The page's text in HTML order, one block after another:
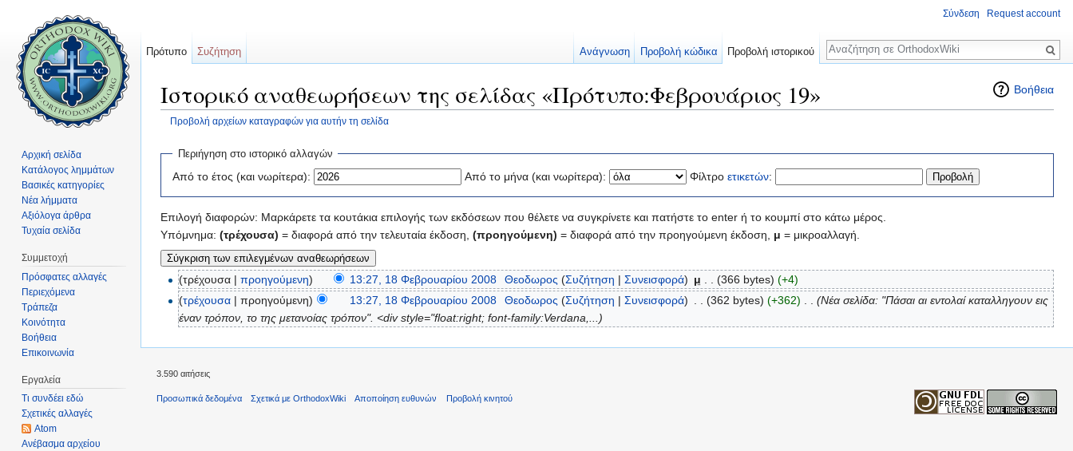
Βοήθεια
Ιστορικό αναθεωρήσεων της σελίδας «Πρότυπο:Φεβρουάριος 19»
Προβολή αρχείων καταγραφών για αυτήν τη σελίδα
Περιήγηση στο ιστορικό αλλαγών
Από το έτος (και νωρίτερα): Από το μήνα (και νωρίτερα): Φίλτρο ετικετών:
Επιλογή διαφορών: Μαρκάρετε τα κουτάκια επιλογής των εκδόσεων που θέλετε να συγκρίνετε και πατήστε το enter ή το κουμπί στο κάτω μέρος.
Υπόμνημα: (τρέχουσα) = διαφορά από την τελευταία έκδοση, (προηγούμενη) = διαφορά από την προηγούμενη έκδοση, μ = μικροαλλαγή.
(τρέχουσα |προηγούμενη) 13:27, 18 Φεβρουαρίου 2008 Θεοδωρος (Συζήτηση | Συνεισφορά) μ (366 bytes) (+4)
(τρέχουσα | προηγούμενη) 13:27, 18 Φεβρουαρίου 2008 Θεοδωρος (Συζήτηση | Συνεισφορά) (362 bytes) (+362)
(Νέα σελίδα: "Πάσαι αι εντολαί καταλληγουν εις
έναν τρόπον, το της μετανοίας τρόπον". <div style="float:right; font-family:Verdana,...)
Σύνδεση Request account
Πρότυπο Συζήτηση Ανάγνωση Προβολή κώδικα Προβολή ιστορικού
Αναζήτηση
Αρχική σελίδα
Κατάλογος λημμάτων
Βασικές κατηγορίες
Νέα λήμματα
Αξιόλογα άρθρα
Τυχαία σελίδα
Συμμετοχή
Πρόσφατες αλλαγές
Περιεχόμενα
Τράπεζα
Κοινότητα
Βοήθεια
Επικοινωνία
Εργαλεία
Τι συνδέει εδώ
Σχετικές αλλαγές
Atom
Ανέβασμα αρχείου
3.590 αιτήσεις
Προσωπικά δεδομένα Σχετικά με OrthodoxWiki Αποποίηση ευθυνών Προβολή κινητού